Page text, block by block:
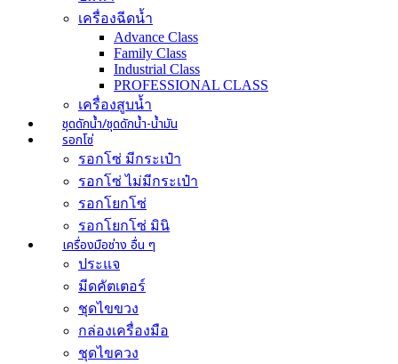
เครื่องฉีดน้ำ
Advance Class
Family Class
Industrial Class
PROFESSIONAL CLASS
เครื่องสูบน้ำ
ชุดดักน้ำ/ชุดดักน้ำ-น้ำมัน
รอกโซ่
รอกโซ่ มีกระเป๋า
รอกโซ่ ไม่มีกระเป๋า
รอกโยกโซ่
รอกโยกโซ่ มินิ
เครื่องมือช่าง อื่น ๆ
ประแจ
มีดคัตเตอร์
ชุดไขขวง
กล่องเครื่องมือ
ชุดไขควง